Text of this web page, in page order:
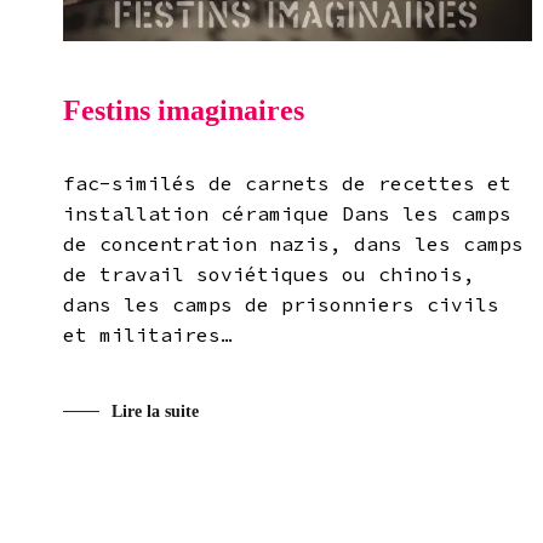
Festins imaginaires
fac-similés de carnets de recettes et
installation céramique Dans les camps
de concentration nazis, dans les camps
de travail soviétiques ou chinois,
dans les camps de prisonniers civils
et militaires…
Lire la suite